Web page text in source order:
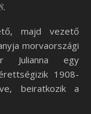
morvaországi
Julianna egy
1908-
beiratkozik a